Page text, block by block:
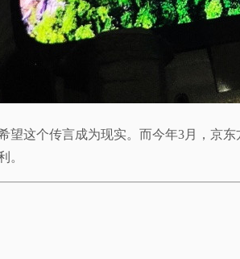
这个传言成为现实。而今年3月，京
。